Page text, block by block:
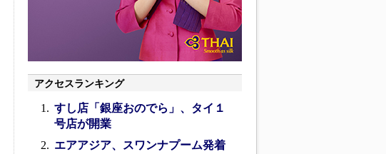
アクセスランキング
すし店「銀座おのでら」、タイ１
号店が開業
エアアジア、スワンナプーム発着